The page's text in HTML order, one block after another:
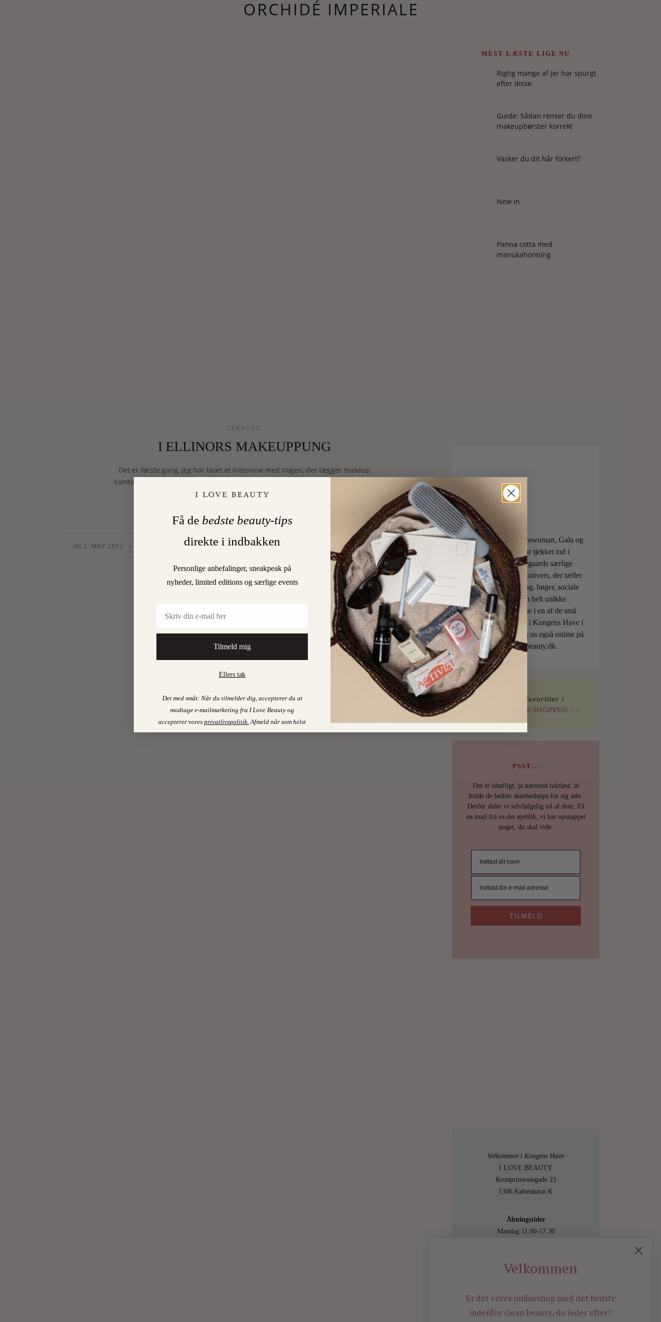
ORCHIDÉ IMPERIALE
SKØNHED
I ELLINORS MAKEUPPUNG
Det er første gang, jeg har lavet et interview med nogen, der lægger makeup
samtidig. ”Jeg har ikke nået det,” siger hun og finder den mørkeblå øjenblyant…
On 2. MAY 2012 • CHARLOTTE TORPEGAARD 8
MEST LÆSTE LIGE NU
Rigtig mange af jer har spurgt
efter disse
Guide: Sådan renser du dine
makeupbørster korrekt
Vasker du dit hår forkert?
New in
Panna cotta med
manukahonning
ELLE, Vogue, Eurowoman, Gala og
Aftonbladet har tjekket ind i
Charlotte Torpegaards særlige
ILOVEBEAUTYunivers, der tæller
både skønhedsblog, bøger, sociale
medier og den helt unikke
skønhedsboutique i en af de små
berømte pavilloner i Kongens Have i
København. Besøg os også online på
shop.ilovebeauty.dk.
Find mine favoritter i
I LOVE BEAUTY-SHOPPEN > >
PSST…
Det er uhøfligt, ja nærmest taktløst, at
holde de bedste skønhedstips for sig selv.
Derfor deler vi selvfølgelig ud af dem. Få
en mail fra os det øjeblik, vi har opsnappet
noget, du skal vide.
TILMELD
Velkommen i Kongens Have
I LOVE BEAUTY
Kronprinsessegade 23
1306 København K
Åbningstider
Mandag 11.00-17.30
Torsdag 11.00-17.30
Besøg os også online på
shop.ilovebeauty.dk
Velkommen
Er det vores onlineshop med det bedste
indenfor clean beauty, du leder efter?
Få de bedste beauty-tips
direkte i indbakken
Personlige anbefalinger, sneakpeak på
nyheder, limited editions og særlige events
Tilmeld mig
Ellers tak
Det med småt: Når du tilmelder dig, accepterer du at
modtage e-mailmarketing fra I Love Beauty og
accepterer vores privatlivspolitik. Afmeld når som helst